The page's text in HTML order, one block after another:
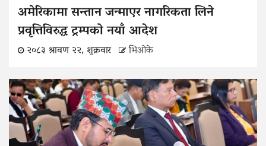
अमेरिकामा सन्तान जन्माएर नागरिकता लिने
प्रवृत्तिविरुद्ध ट्रम्पको नयाँ आदेश
२०८३ श्रावण २२, शुक्रवार भिओके